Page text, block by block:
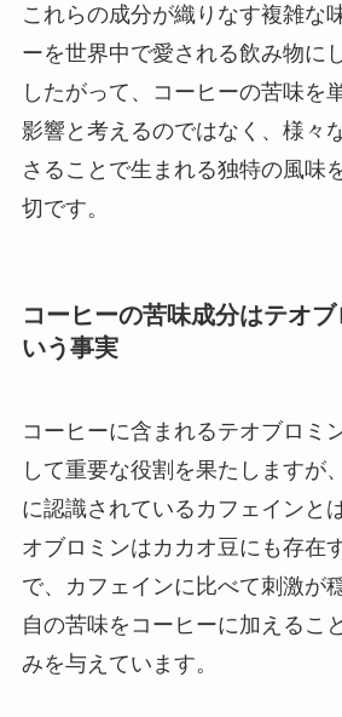
これらの成分が織りなす複雑な
ーを世界中で愛される飲み物に
したがって、コーヒーの苦味を
影響と考えるのではなく、様々
さることで生まれる独特の風味
切です。
コーヒーの苦味成分はテオ
いう事実
コーヒーに含まれるテオブロミ
して重要な役割を果たしますが
に認識されているカフェインと
オブロミンはカカオ豆にも存在
で、カフェインに比べて刺激が
自の苦味をコーヒーに加えるこ
みを与えています。